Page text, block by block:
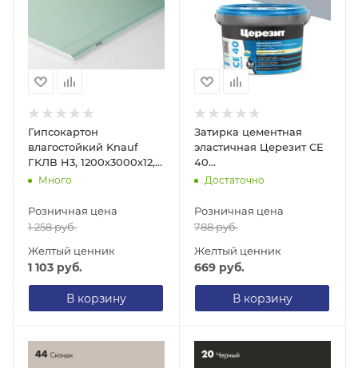
Гипсокартон
влагостойкий Knauf
ГКЛВ H3, 1200х3000х12,5
ммМного
Розничная цена
1 258руб.
Желтый ценник
1 103 руб.
В корзину
Затирка цементная
эластичная Церезит CE
40
Аквастатик/Aquastatic,
Достаточно
Розничная цена
788руб.
Желтый ценник
669 руб.
В корзину